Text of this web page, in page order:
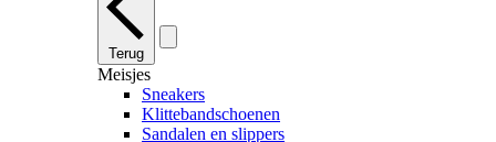
Terug
Meisjes
Sneakers
Klittebandschoenen
Sandalen en slippers